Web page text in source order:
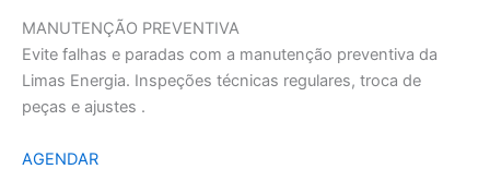
MANUTENÇÃO PREVENTIVA
Evite falhas e paradas com a manutenção preventiva da
Limas Energia. Inspeções técnicas regulares, troca de
peças e ajustes .
AGENDAR